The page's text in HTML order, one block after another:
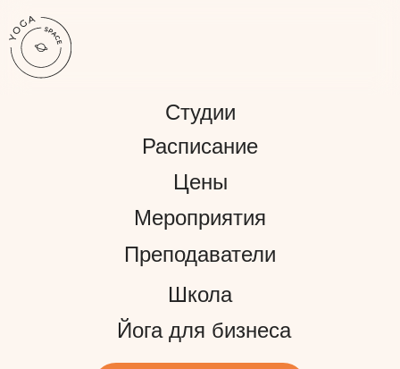
Студии
Расписание
Цены
Мероприятия
Преподаватели
Йога для бизнеса
Школа